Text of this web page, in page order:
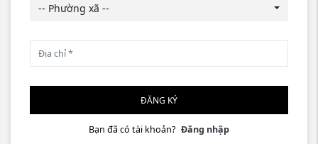
-- Phường xã --
ĐĂNG KÝ
Bạn đã có tài khoản? Đăng nhập